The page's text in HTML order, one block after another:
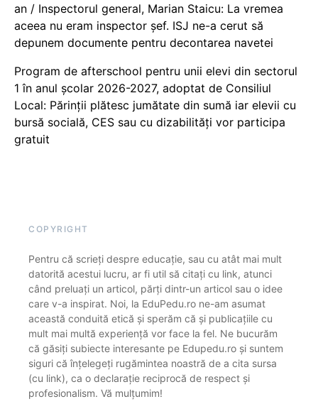
an / Inspectorul general, Marian Staicu: La vremea
aceea nu eram inspector șef. ISJ ne-a cerut să
depunem documente pentru decontarea navetei
Program de afterschool pentru unii elevi din sectorul
1 în anul școlar 2026-2027, adoptat de Consiliul
Local: Părinții plătesc jumătate din sumă iar elevii cu
bursă socială, CES sau cu dizabilităţi vor participa
gratuit
COPYRIGHT
Pentru că scrieți despre educație, sau cu atât mai mult
datorită acestui lucru, ar fi util să citați cu link, atunci
când preluați un articol, părți dintr-un articol sau o idee
care v-a inspirat. Noi, la EduPedu.ro ne-am asumat
această conduită etică și sperăm că și publicațiile cu
mult mai multă experiență vor face la fel. Ne bucurăm
că găsiți subiecte interesante pe Edupedu.ro și suntem
siguri că înțelegeți rugămintea noastră de a cita sursa
(cu link), ca o declarație reciprocă de respect și
profesionalism. Vă mulțumim!